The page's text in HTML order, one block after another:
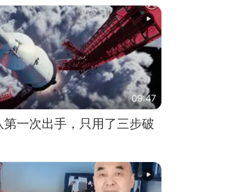
09:47
第一次出手，只用了三步破